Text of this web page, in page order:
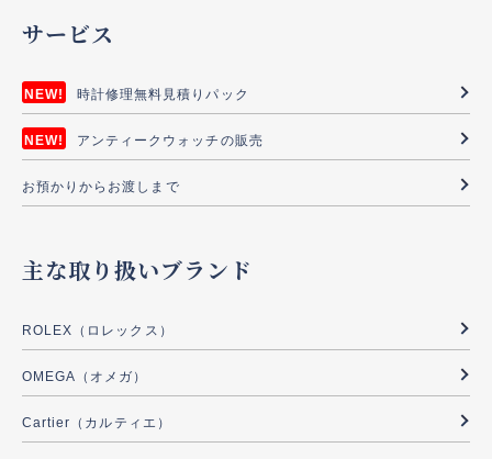
サービス
時計修理無料見積りパック
アンティークウォッチの販売
お預かりからお渡しまで
主な取り扱いブランド
ROLEX（ロレックス）
OMEGA（オメガ）
Cartier（カルティエ）